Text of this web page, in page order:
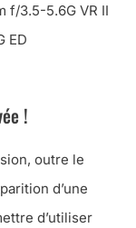
f/3.5-5.6G VR II
ED
!
outre le
d’une
d’utiliser